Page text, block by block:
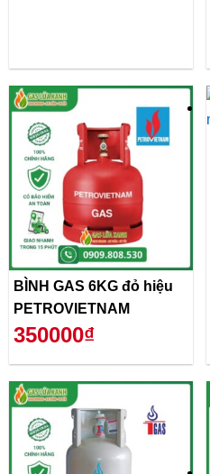
BÌNH GAS 6KG đỏ hiệu
PETROVIETNAM
350000₫